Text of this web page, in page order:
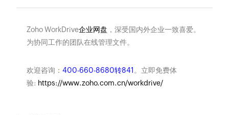
Zoho WorkDrive企业网盘 ，深受国内外企业一致喜爱。
为协同工作的团队在线管理文件。
欢迎咨询： 400-660-8680转841 。立即免费体
验: https://www.zoho.com.cn/workdrive/